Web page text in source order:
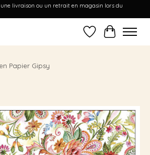
une livraison ou un retrait en magasin lors du
Liste dePanier
Papier Gipsy
image slideshow Items